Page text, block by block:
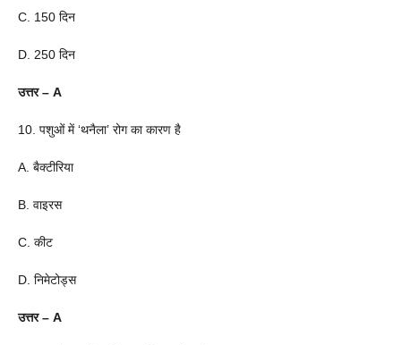
C. 150 दिन
D. 250 दिन
उत्तर – A
10. पशुओं में ‘थनैला’ रोग का कारण है
A. बैक्टीरिया
B. वाइरस
C. कीट
D. निमेटोड्स
उत्तर – A